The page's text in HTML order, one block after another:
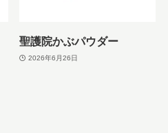
聖護院かぶパウダー
2026年6月26日